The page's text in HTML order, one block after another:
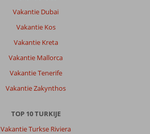
Vakantie Dubai
Vakantie Kos
Vakantie Kreta
Vakantie Mallorca
Vakantie Tenerife
Vakantie Zakynthos
TOP 10 TURKIJE
Vakantie Turkse Riviera